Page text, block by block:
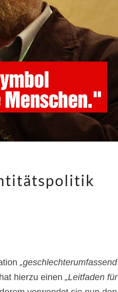
„geschlechterumfassend
hierzu einen „Leitfaden für